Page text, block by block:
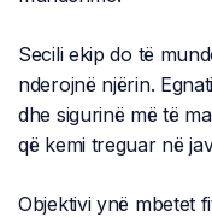
Secili ekip do të
nderojnë njërin.
dhe sigurinë më të
që kemi treguar në
Objektivi ynë mbetet